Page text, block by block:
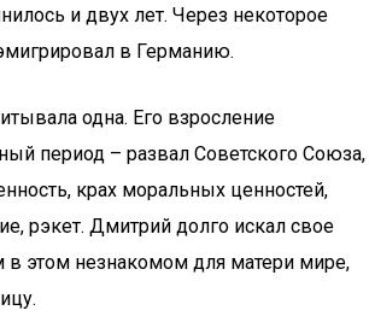
и двух лет. Через некоторое
в Германию.
одна. Его взросление
период – развал Советского Союза,
крах моральных ценностей,
рэкет. Дмитрий долго искал свое
в этом незнакомом для матери мире,